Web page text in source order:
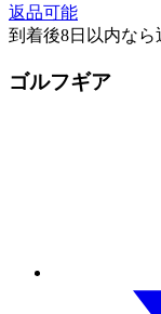
返品可能
到着後8日以内な
ゴルフギア